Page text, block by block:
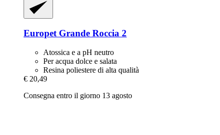
Europet Grande Roccia 2
Atossica e a pH neutro
Per acqua dolce e salata
Resina poliestere di alta qualità
€ 20,49
Consegna entro il giorno 13 agosto